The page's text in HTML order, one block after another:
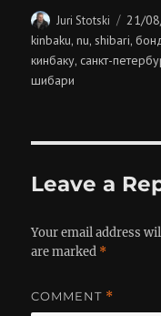
Author
Juri Stotski
on
21/
kinbaku,nu, shibari,
кинбаку,санкт-
шибари
Leave a
Your email address
are marked *
COMMENT *